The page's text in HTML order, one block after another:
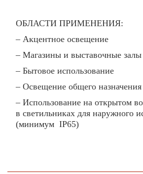
ОБЛАСТИ ПРИМЕНЕНИЯ:
– Акцентное освещение
– Магазины и выставочные залы
– Бытовое использование
– Освещение общего назначения
– Использование на открытом
в светильниках для наружного
(минимум IP65)